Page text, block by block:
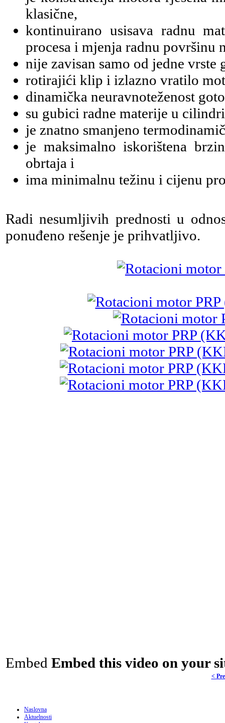
klasične,
kontinuirano usisava radnu
procesa i mjenja radnu površinu
nije zavisan samo od jedne vrste
rotirajići klip i izlazno vratilo
dinamička neuravnoteženost
su gubici radne materije u
je znatno smanjeno
je maksimalno iskorištena
obrtaja i
ima minimalnu težinu i cijenu
Radi nesumljivih prednosti u
ponuđeno rešenje je prihvatljivo.
Embed Embed this video on your
<
Naslovna
Aktuelnosti